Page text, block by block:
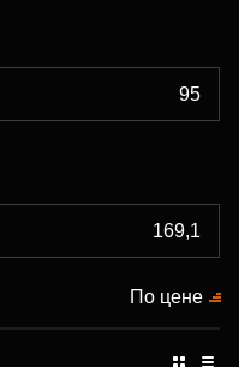
По цене